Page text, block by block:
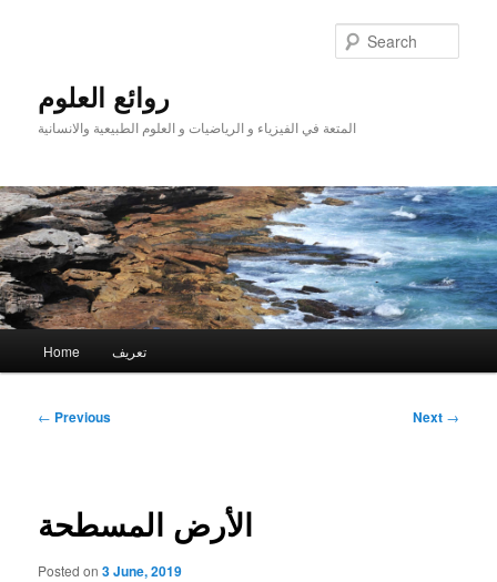
روائع العلوم
المتعة في الفيزياء و الرياضيات و العلوم الطبيعية والانسانية
Home تعريف
Post
← Previous Next →
الأرض المسطحة
Posted on3 June, 2019